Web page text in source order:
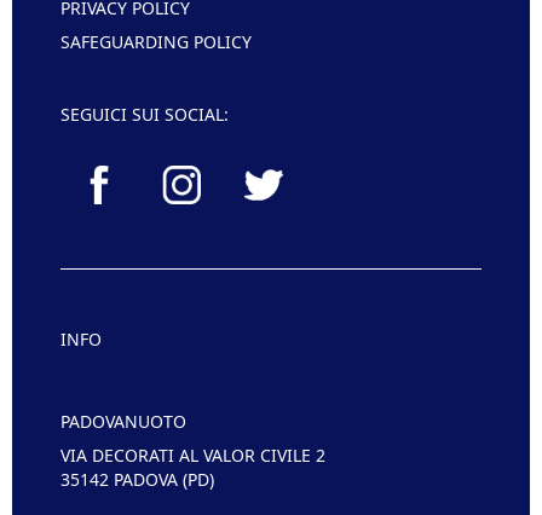
PRIVACY POLICY
SAFEGUARDING POLICY
SEGUICI SUI SOCIAL:
INFO
PADOVANUOTO
VIA DECORATI AL VALOR CIVILE 2
35142 PADOVA (PD)